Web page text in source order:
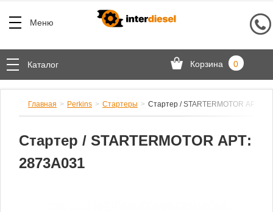
Меню
Каталог Корзина 0
Главная Perkins Стартеры Стартер / STARTERMOTOR АРТ:
Стартер / STARTERMOTOR АРТ:
2873A031